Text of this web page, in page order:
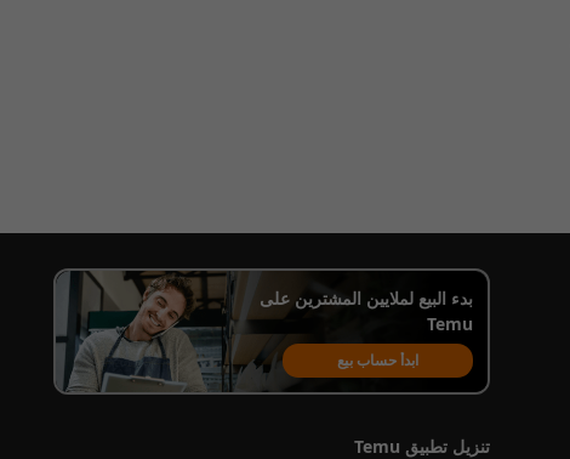
بدء البيع لملايين المشترين على
Temu
ابدأ حساب بيع
تنزيل تطبيق Temu